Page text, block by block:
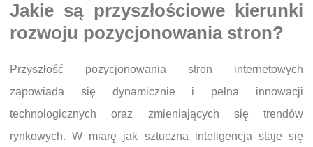
Jakie są przyszłościowe kierunki
rozwoju pozycjonowania stron?
Przyszłość pozycjonowania stron internetowych
zapowiada się dynamicznie i pełna innowacji
technologicznych oraz zmieniających się trendów
rynkowych. W miarę jak sztuczna inteligencja staje się